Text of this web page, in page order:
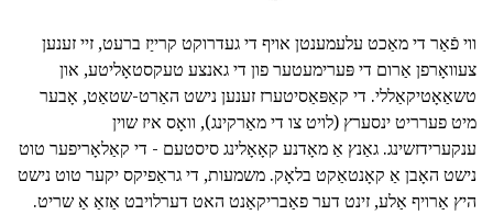
ווי פֿאַר די מאַכט עלעמענטן אויף די געדרוקט קרייַז ברעט, זיי זענען
צעוואָרפן אַרום די פּערימעטער פון די גאנצע טעקסטאָליטע, און
טשאַאָטיקאַללי. די קאַפּאַסיטערז זענען נישט האַרט-שטאַט, אָבער
מיט פערריט ינסערץ (לויט צו די מאַרקינג), וואָס איז שוין
ענקערידזשינג. גאַנץ אַ מאָדנע קאָאָלינג סיסטעם - די קאַלאָריפער טוט
נישט האָבן אַ קאָנטאַקט בלאָק. משמעות, די גראַפיקס יקער טוט נישט
היץ אַרויף אַלע, זינט דער פאַבריקאַנט האט דערלויבט אַזאַ אַ שריט.